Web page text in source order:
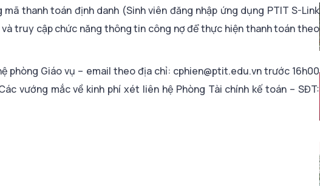
thanh toán định danh (Sinh viên đăng nhập ứng dụng PTIT S-Link
truy cập chức năng thông tin công nợ để thực hiện thanh toán theo
phòng Giáo vụ – email theo địa chỉ: cphien@ptit.edu.vn trước 16h00
vướng mắc về kinh phí xét liên hệ Phòng Tài chính kế toán – SĐT: